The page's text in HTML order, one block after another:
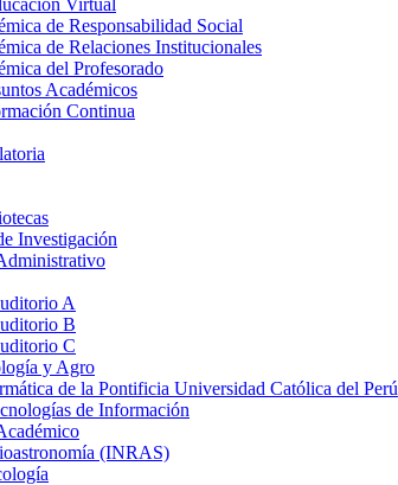
Virtual
de Responsabilidad Social
de Relaciones Institucionales
del Profesorado
Académicos
Continua
Investigación
A
B
C
y Agro
de la Pontificia Universidad Católica del Perú
de Información
(INRAS)